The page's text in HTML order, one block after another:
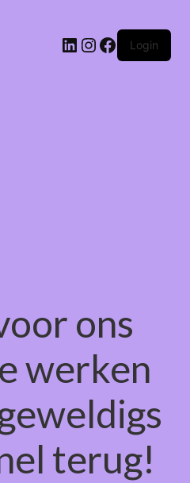
LinkedIn
Instagram
Facebook
Login
ons
werken
terug!